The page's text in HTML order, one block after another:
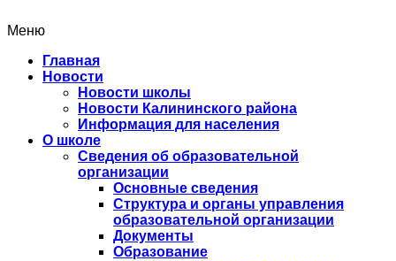
Меню
Главная
Новости
Новости школы
Новости Калининского района
Информация для населения
О школе
Сведения об образовательной
организации
Основные сведения
Структура и органы управления
образовательной организации
Документы
Образование